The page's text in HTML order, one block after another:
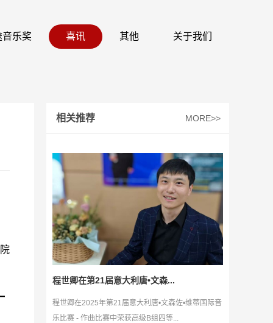
音乐奖 喜讯 其他 关于我们
相关推荐 MORE>>
程世卿在第21届意大利唐•文森...
程世卿在2025年第21届意大利唐•文森佐•维蒂国际音
乐比赛 - 作曲比赛中荣获高级B组四等...